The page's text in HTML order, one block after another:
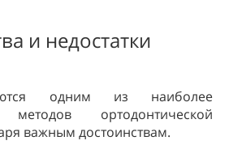
и недостатки
одним из наиболее
методов ортодонтической
важным достоинствам.